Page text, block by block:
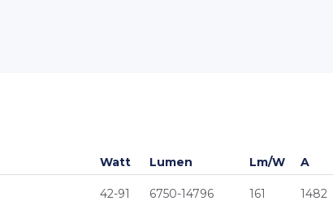
Watt Lumen Lm/W A
42-91 6750-14796 161 1482